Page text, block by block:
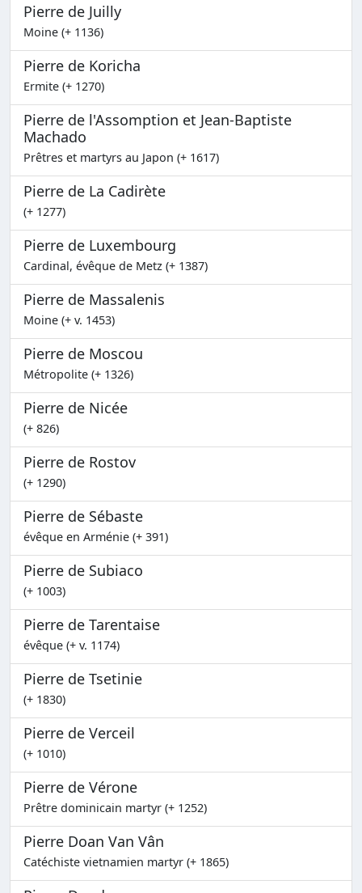
Pierre de Juilly
Moine (+ 1136)
Pierre de Koricha
Ermite (+ 1270)
Pierre de l'Assomption et Jean-Baptiste
Machado
Prêtres et martyrs au Japon (+ 1617)
Pierre de La Cadirète
(+ 1277)
Pierre de Luxembourg
Cardinal, évêque de Metz (+ 1387)
Pierre de Massalenis
Moine (+ v. 1453)
Pierre de Moscou
Métropolite (+ 1326)
Pierre de Nicée
(+ 826)
Pierre de Rostov
(+ 1290)
Pierre de Sébaste
évêque en Arménie (+ 391)
Pierre de Subiaco
(+ 1003)
Pierre de Tarentaise
évêque (+ v. 1174)
Pierre de Tsetinie
(+ 1830)
Pierre de Verceil
(+ 1010)
Pierre de Vérone
Prêtre dominicain martyr (+ 1252)
Pierre Doan Van Vân
Catéchiste vietnamien martyr (+ 1865)